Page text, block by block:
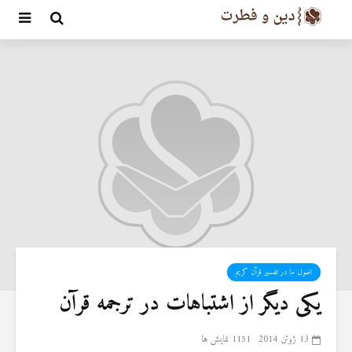
اصول ما در تفسیر قرآن کریم
یکی دیگر از اشتباهات در ترجمه قرآن
13 ژوئن 2014 1151 نمایش ها